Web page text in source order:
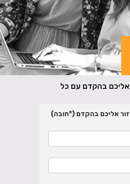
אליכם בהקדם עם כל
אליכם בהקדם (*חובה)